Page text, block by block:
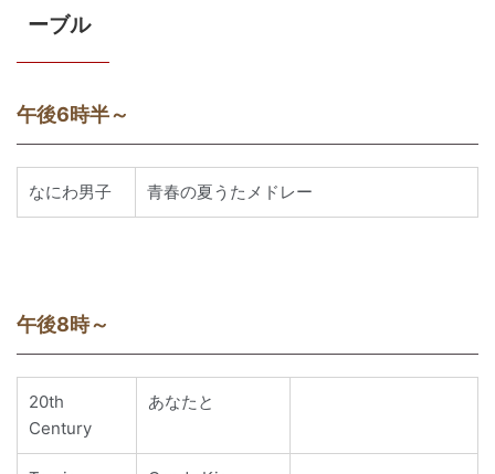
ーブル
午後6時半～
なにわ男子 青春の夏うたメドレー
午後8時～
20th
Century
あなたと